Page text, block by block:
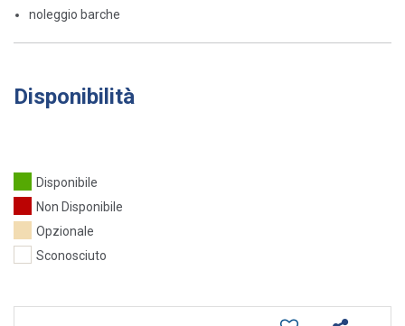
noleggio barche
Disponibilità
Disponibile
Non Disponibile
Opzionale
Sconosciuto